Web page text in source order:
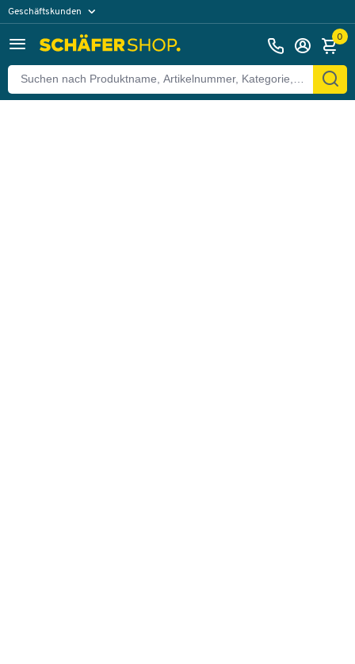
Geschäftskunden
0
Zurück